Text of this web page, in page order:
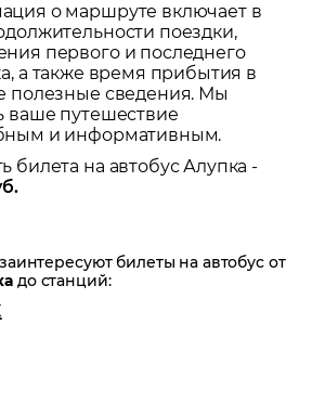
о маршруте включает в
поездки,
первого и последнего
, а также время прибытия в
полезные сведения. Мы
ваше путешествие
и информативным.
билета на автобусАлупка -
билеты на автобус от
до станций: